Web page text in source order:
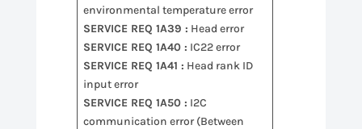
environmental temperature error
SERVICE REQ 1A39 : Head error
SERVICE REQ 1A40 : IC22 error
SERVICE REQ 1A41 : Head rank ID
input error
SERVICE REQ 1A50 : I2C
communication error (Between